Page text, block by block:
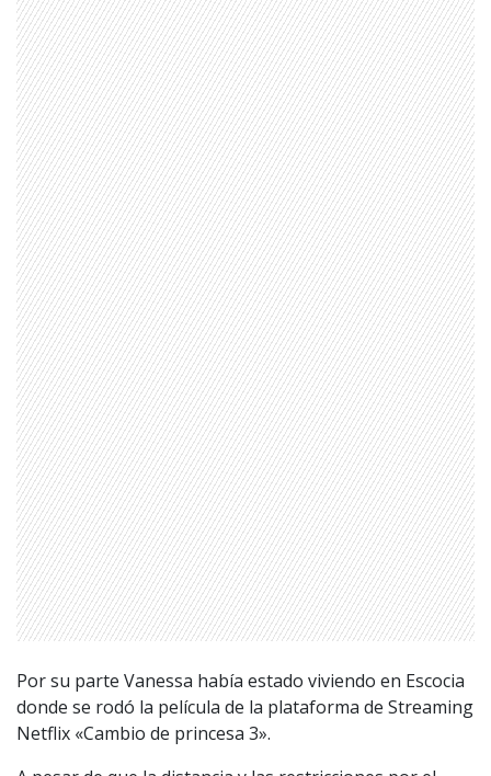
Por su parte Vanessa había estado viviendo en Escocia
donde se rodó la película de la plataforma de Streaming
Netflix «Cambio de princesa 3».